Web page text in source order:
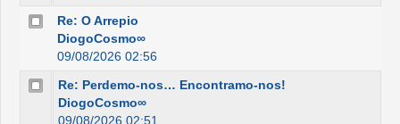
Re: O Arrepio
DiogoCosmo∞
09/08/2026 02:56
Re: Perdemo-nos… Encontramo-nos!
DiogoCosmo∞
09/08/2026 02:51